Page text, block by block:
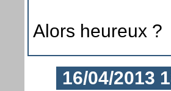
Alors heureux ?
16/04/2013